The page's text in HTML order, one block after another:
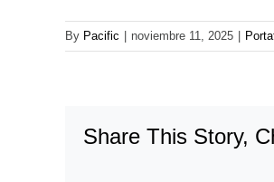
By Pacific | noviembre 11, 2025 |
Share This Story,